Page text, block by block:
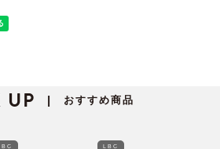
UP | おすすめ商品
LBC LBC